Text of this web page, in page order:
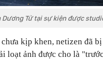
Dương Tử tại sự kiện được
kịp khen, netizen đã
loạt ảnh được cho là